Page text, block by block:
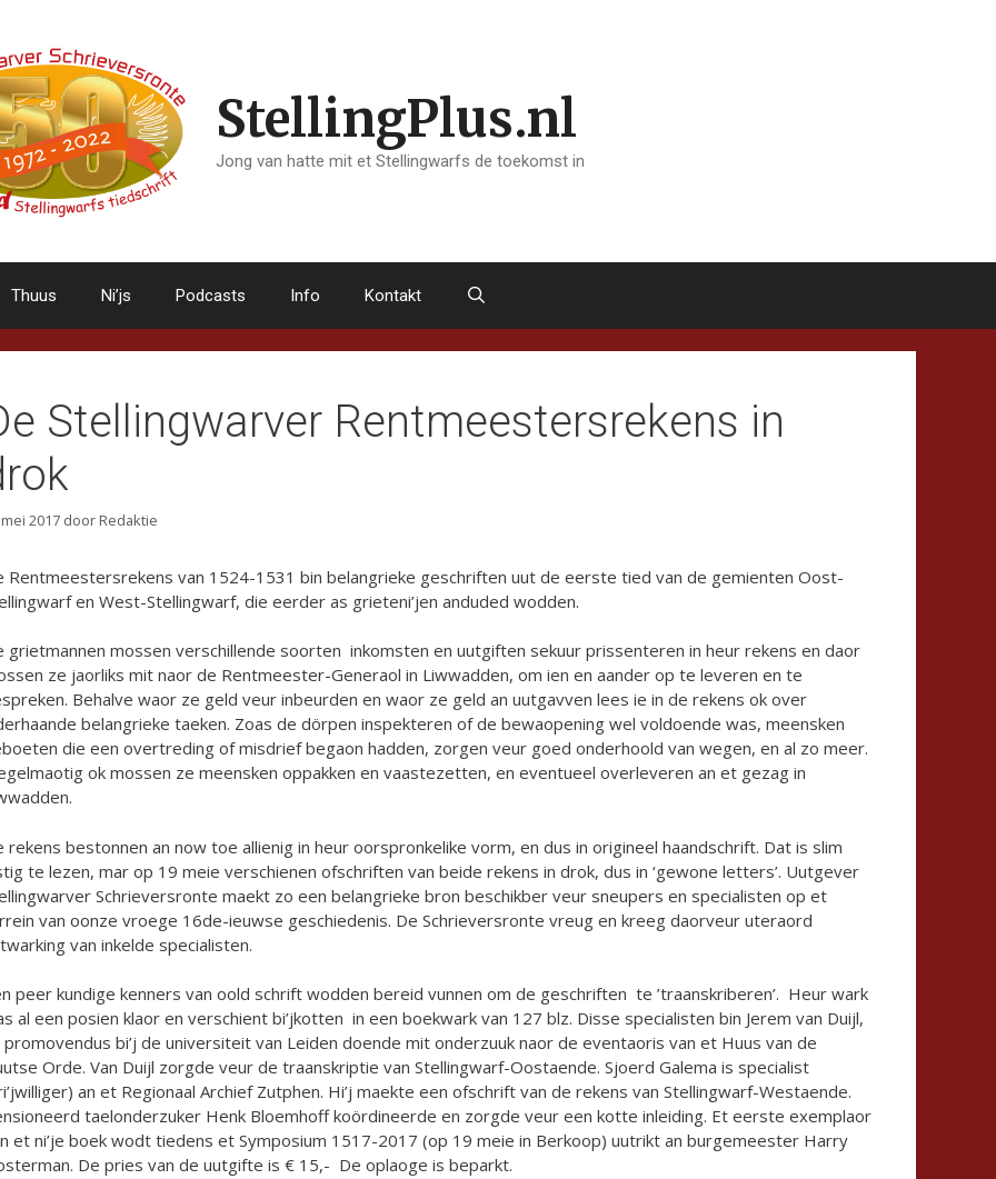
StellingPlus.nl
Jong van hatte mit et Stellingwarfs de toekomst in
Thuus Ni’js Podcasts Info Kontakt
Stellingwarver Rentmeestersrekens in
2017 door Redaktie
Rentmeestersrekens van 1524-1531 bin belangrieke geschriften uut de eerste tied van de gemienten Oost-
en West-Stellingwarf, die eerder as grieteni’jen anduded wodden.
grietmannen mossen verschillende soorten inkomsten en uutgiften sekuur prissenteren in heur rekens en daor
ze jaorliks mit naor de Rentmeester-Generaol in Liwwadden, om ien en aander op te leveren en te
Behalve waor ze geld veur inbeurden en waor ze geld an uutgavven lees ie in de rekens ok over
belangrieke taeken. Zoas de dörpen inspekteren of de bewaopening wel voldoende was, meensken
die een overtreding of misdrief begaon hadden, zorgen veur goed onderhoold van wegen, en al zo meer.
ok mossen ze meensken oppakken en vaastezetten, en eventueel overleveren an et gezag in
rekens bestonnen an now toe allienig in heur oorspronkelike vorm, en dus in origineel haandschrift. Dat is slim
te lezen, mar op 19 meie verschienen ofschriften van beide rekens in drok, dus in ‘gewone letters’. Uutgever
Schrieversronte maekt zo een belangrieke bron beschikber veur sneupers en specialisten op et
van oonze vroege 16de-ieuwse geschiedenis. De Schrieversronte vreug en kreeg daorveur uteraord
van inkelde specialisten.
peer kundige kenners van oold schrift wodden bereid vunnen om de geschriften te ’traanskriberen’. Heur wark
al een posien klaor en verschient bi’jkotten in een boekwark van 127 blz. Disse specialisten bin Jerem van Duijl,
promovendus bi’j de universiteit van Leiden doende mit onderzuuk naor de eventaoris van et Huus van de
Orde. Van Duijl zorgde veur de traanskriptie van Stellingwarf-Oostaende. Sjoerd Galema is specialist
an et Regionaal Archief Zutphen. Hi’j maekte een ofschrift van de rekens van Stellingwarf-Westaende.
taelonderzuker Henk Bloemhoff koördineerde en zorgde veur een kotte inleiding. Et eerste exemplaor
et ni’je boek wodt tiedens et Symposium 1517-2017 (op 19 meie in Berkoop) uutrikt an burgemeester Harry
De pries van de uutgifte is € 15,- De oplaoge is beparkt.